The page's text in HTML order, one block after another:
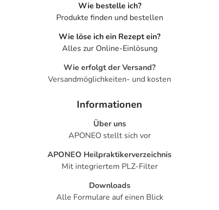
Wie bestelle ich?
Produkte finden und bestellen
Wie löse ich ein Rezept ein?
Alles zur Online-Einlösung
Wie erfolgt der Versand?
Versandmöglichkeiten- und kosten
Informationen
Über uns
APONEO stellt sich vor
APONEO Heilpraktikerverzeichnis
Mit integriertem PLZ-Filter
Downloads
Alle Formulare auf einen Blick